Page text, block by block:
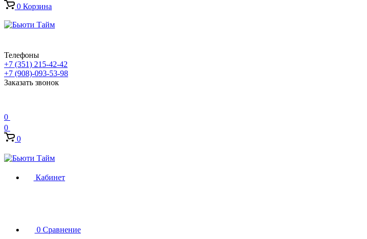
0 Корзина
Телефоны
+7 (351) 215-42-42
+7 (908)-093-53-98
Заказать звонок
0
0
0
Кабинет
0 Сравнение